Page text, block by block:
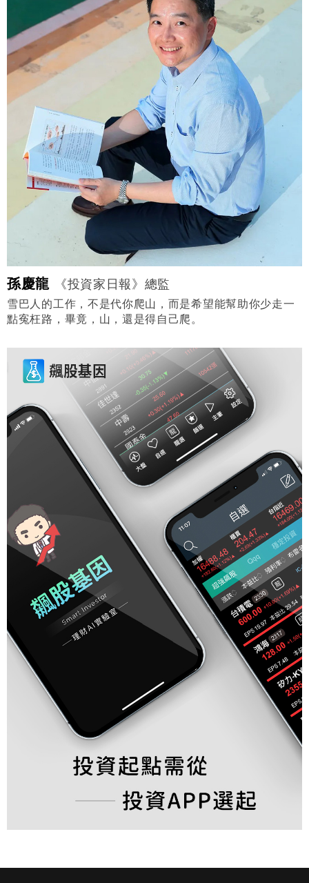
孫慶龍 《投資家日報》總監
雪巴人的工作，不是代你爬山，而是希望能幫助你少走一
點寃枉路，畢竟，山，還是得自己爬。